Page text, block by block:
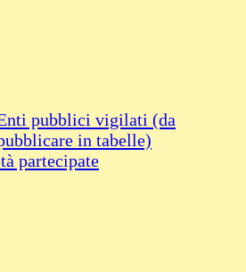
pubblici vigilati (da
in tabelle)
partecipate